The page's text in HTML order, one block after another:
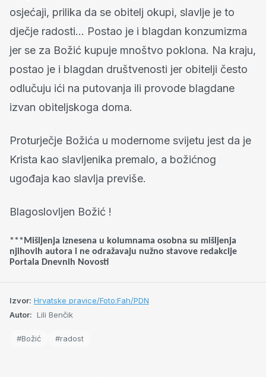
osjećaji, prilika da se obitelj okupi, slavlje je to
dječje radosti… Postao je i blagdan konzumizma
jer se za Božić kupuje mnoštvo poklona. Na kraju,
postao je i blagdan društvenosti jer obitelji često
odlučuju ići na putovanja ili provode blagdane
izvan obiteljskoga doma.
Proturječje Božića u modernome svijetu jest da je
Krista kao slavljenika premalo, a božićnog
ugođaja kao slavlja previše.
Blagoslovljen Božić !
***Mišljenja iznesena u kolumnama osobna su mišljenja
njihovih autora i ne odražavaju nužno stavove redakcije
Portala Dnevnih Novosti
Izvor: Hrvatske pravice/Foto:Fah/PDN
Autor: Lili Benčik
#Božić #radost